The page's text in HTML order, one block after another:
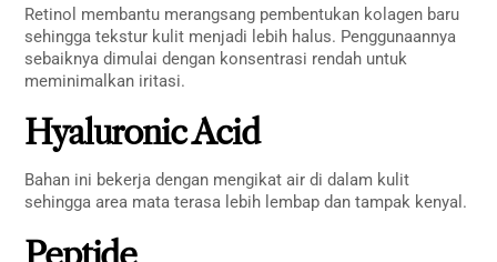
Retinol membantu merangsang pembentukan kolagen baru
sehingga tekstur kulit menjadi lebih halus. Penggunaannya
sebaiknya dimulai dengan konsentrasi rendah untuk
meminimalkan iritasi.
Hyaluronic Acid
Bahan ini bekerja dengan mengikat air di dalam kulit
sehingga area mata terasa lebih lembap dan tampak kenyal.